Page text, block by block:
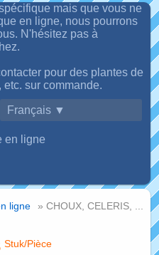
mais que vous ne
en ligne, nous pourrons
N'hésitez pas à
pour des plantes de
etc. sur commande.
Français ▼
en ligne
ligne » CHOUX, CELERIS, ...
Stuk/Pièce